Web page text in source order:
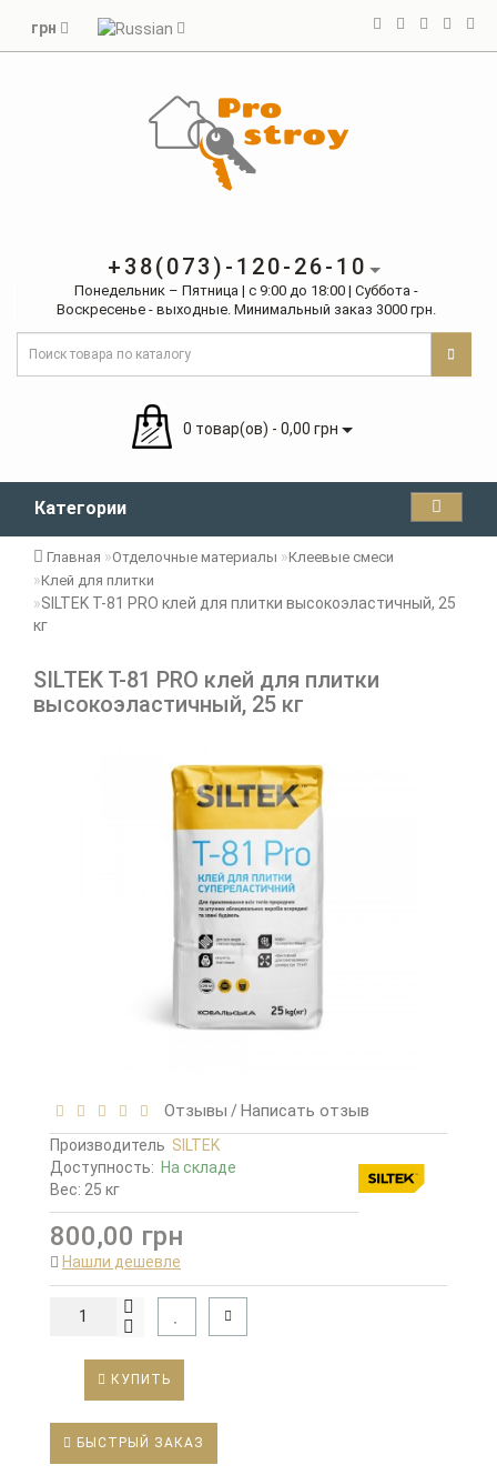
грн
+38(073)-120-26-10
Понедельник – Пятница | с 9:00 до 18:00 | Суббота -
Воскресенье - выходные. Минимальный заказ 3000 грн.
0 товар(ов) - 0,00 грн
Категории
Главная Отделочные материалы
Клеевые смеси
Клей для плитки
SILTEK T-81 PRO клей для плитки высокоэластичный, 25
кг
SILTEK T-81 PRO клей для плитки
высокоэластичный, 25 кг
Отзывы /Написать отзыв
Производитель SILTEK
Доступность: На складе
Вес: 25 кг
800,00 грн
Нашли дешевле
КУПИТЬ
БЫСТРЫЙ ЗАКАЗ